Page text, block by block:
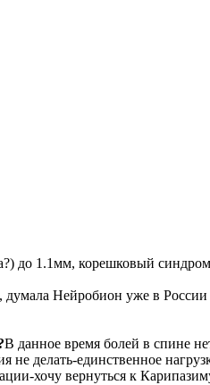
до 1.1мм, корешковый
Нейробион уже в России
В данное время болей в спине
не делать-единственное
хочу вернуться к